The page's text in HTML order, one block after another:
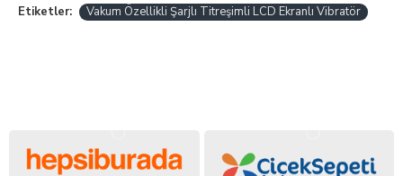
Etiketler: Vakum Özellikli Şarjlı Titreşimli LCD Ekranlı Vibratör